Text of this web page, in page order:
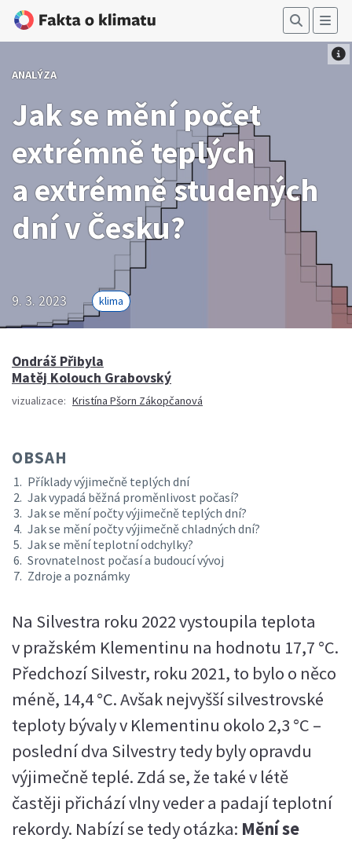
ANALÝZA
Jak se mění počet
extrémně teplých
a extrémně studených
dní v Česku?
9. 3. 2023 klima
Ondráš Přibyla
Matěj Kolouch Grabovský
vizualizace: Kristína Pšorn Zákopčanová
OBSAH
Příklady výjimečně teplých dní
Jak vypadá běžná proměnlivost počasí?
Jak se mění počty výjimečně teplých dní?
Jak se mění počty výjimečně chladných dní?
Jak se mění teplotní odchylky?
Srovnatelnost počasí a budoucí vývoj
Zdroje a poznámky
Na Silvestra roku 2022 vystoupila teplota
v pražském Klementinu na hodnotu 17,7 °C.
Předchozí Silvestr, roku 2021, to bylo o něco
méně, 14,4 °C. Avšak nejvyšší silvestrovské
teploty bývaly v Klementinu okolo 2,3 °C –
poslední dva Silvestry tedy byly opravdu
výjimečně teplé. Zdá se, že také v létě
častěji přichází vlny veder a padají teplotní
rekordy. Nabízí se tedy otázka: Mění se